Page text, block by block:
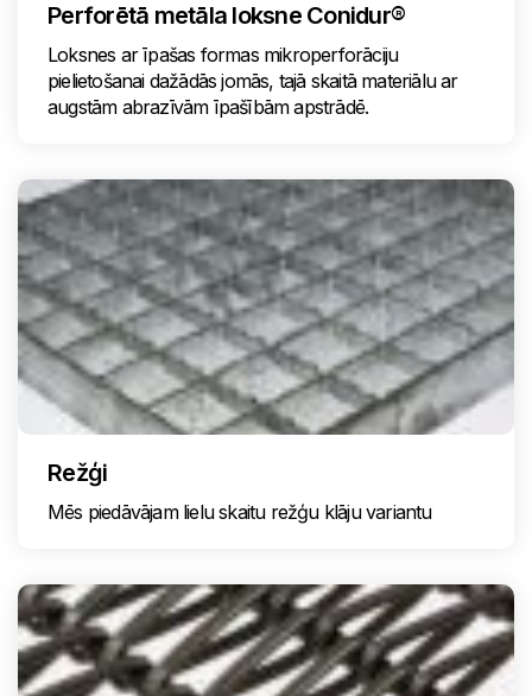
Perforētā metāla loksne Conidur®
Loksnes ar īpašas formas mikroperforāciju
pielietošanai dažādās jomās, tajā skaitā materiālu ar
augstām abrazīvām īpašībām apstrādē.
Režģi
Mēs piedāvājam lielu skaitu režģu klāju variantu